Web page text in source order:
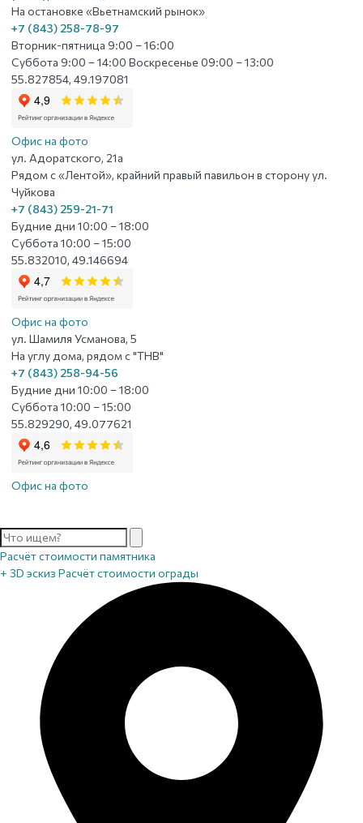
На остановке «Вьетнамский рынок»
+7 (843) 258-78-97
Вторник-пятница 9:00 – 16:00
Суббота 9:00 – 14:00 Воскресенье 09:00 – 13:00
55.827854, 49.197081
Офис на фото
ул. Адоратского, 21а
Рядом с «Лентой», крайний правый павильон в сторону ул.
Чуйкова
+7 (843) 259-21-71
Будние дни 10:00 – 18:00
Суббота 10:00 – 15:00
55.832010, 49.146694
Офис на фото
ул. Шамиля Усманова, 5
На углу дома, рядом с "ТНВ"
+7 (843) 258-94-56
Будние дни 10:00 – 18:00
Суббота 10:00 – 15:00
55.829290, 49.077621
Офис на фото
Расчёт стоимости памятника
+ 3D эскиз Расчёт стоимости ограды